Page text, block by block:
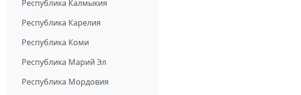
Республика Калмыкия
Республика Карелия
Республика Коми
Республика Марий Эл
Республика Мордовия